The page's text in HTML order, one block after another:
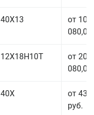
40Х13
от 101
080,00
12Х18Н10Т
от 208
080,00
40Х
от 43
руб.